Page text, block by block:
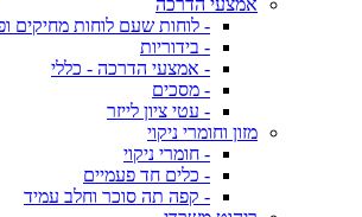
אמצעי הדרכה
- לוחות שעם לוחות מחיקים
- בידוריות
- אמצעי הדרכה - כללי
- מסכים
- עטי ציון לייזר
מזון וחומרי ניקוי
- חומרי ניקוי
- כלים חד פעמיים
- קפה תה סוכר וחלב עמיד